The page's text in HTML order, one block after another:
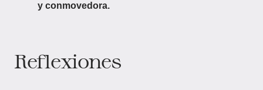
y conmovedora.
Reflexiones